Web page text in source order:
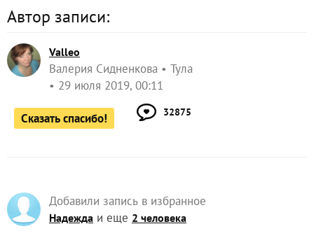
Автор записи:
Valleo
Валерия Сидненкова
Тула
29 июля 2019, 00:11
Сказать спасибо! 32875
Добавили запись в избранное
Надежда и еще 2 человека